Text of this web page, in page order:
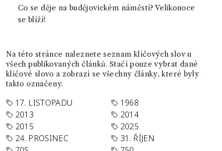
Co se děje na budějovickém náměstí? Velikonoce
se blíží!
Na této stránce naleznete seznam klíčových slov u
všech publikovaných článků. Stačí pouze vybrat dané
klíčové slovo a zobrazí se všechny články, které byly
takto označeny.
17. LISTOPADU
1968
2013
2014
2015
2025
24. PROSINEC
31. ŘÍJEN